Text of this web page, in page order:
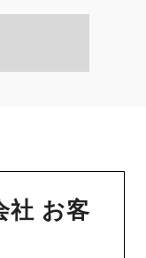
社 お客